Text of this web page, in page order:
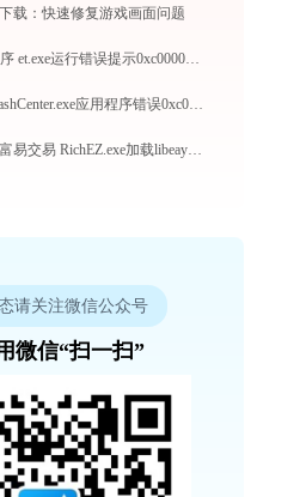
载：快速修复游戏画面问题
WPS表格主程序 et.exe运行错误提示0xc0000092的解决办法
Adobe FlashFlashCenter.exe应用程序错误0xc0000043解决方法
国泰君安证券富易交易 RichEZ.exe加载libeay32.dll文件丢失处理办法
请关注微信公众号
微信“扫一扫”